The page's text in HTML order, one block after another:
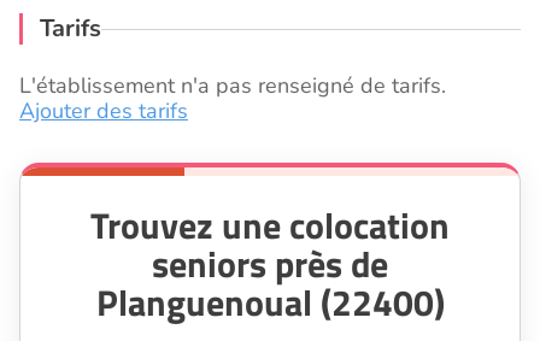
Tarifs
L'établissement n'a pas renseigné de tarifs.
Ajouter des tarifs
Trouvez une colocation
seniors près de
Planguenoual (22400)